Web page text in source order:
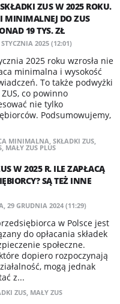
ZUS W 2025 ROKU.
MINIMALNEJ DO ZUS
19 TYS. ZŁ
2025 (12:01)
2025 roku wzrosła nie
minimalna i wysokość
To także podwyżki
ZUS, co powinno
nie tylko
Podsumowujemy,
MINIMALNA, SKŁADKI ZUS,
, MAŁY ZUS PLUS
W 2025 R. ILE ZAPŁACĄ
SĄ TEŻ INNE
29 GRUDNIA 2024 (11:29)
w Polsce jest
do opłacania składek
społeczne.
dopiero rozpoczynają
mogą jednak
z...
ZUS, MAŁY ZUS